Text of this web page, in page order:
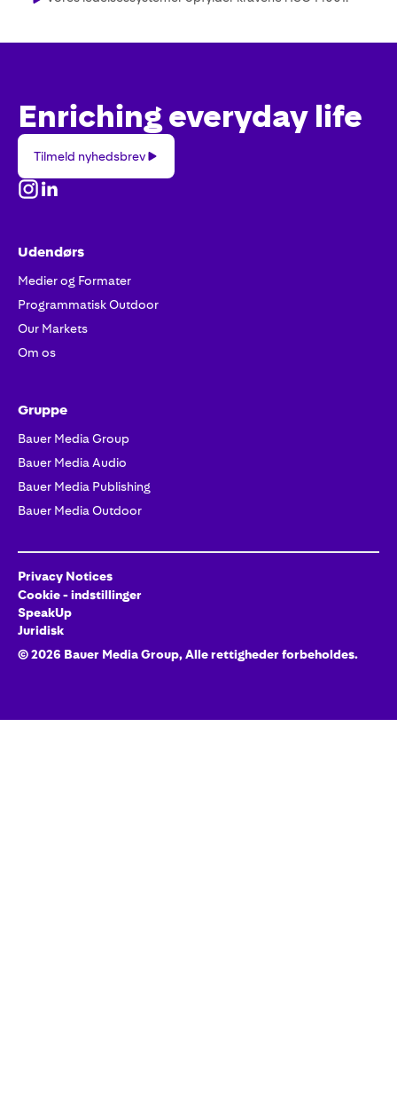
Enriching everyday life
nyhedsbrev
Tilmeld nyhedsbrev
Udendørs
Medier og Formater
Programmatisk Outdoor
Our Markets
Om os
Gruppe
Bauer Media Group
Bauer Media Audio
Bauer Media Publishing
Bauer Media Outdoor
Privacy Notices
Cookie - indstillinger
SpeakUp
Juridisk
©2026 Bauer Media Group, Alle rettigheder forbeholdes.